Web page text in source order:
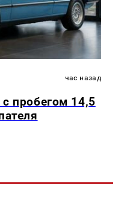
час назад
пробегом 14,5